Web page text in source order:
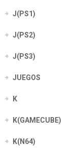
J(PS1)
J(PS2)
J(PS3)
JUEGOS
K
K(GAMECUBE)
K(N64)